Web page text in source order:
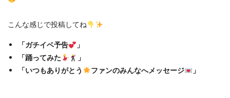
こんな感じで投稿してね
「ガチイベ予告
」
「踊ってみた
」
「いつもありがとう
ファンのみんなへメッセージ 」